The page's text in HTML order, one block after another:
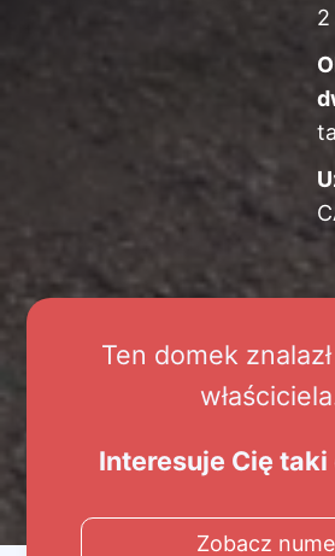
Ten domek
Interesuje Cię taki
Zobacz
2